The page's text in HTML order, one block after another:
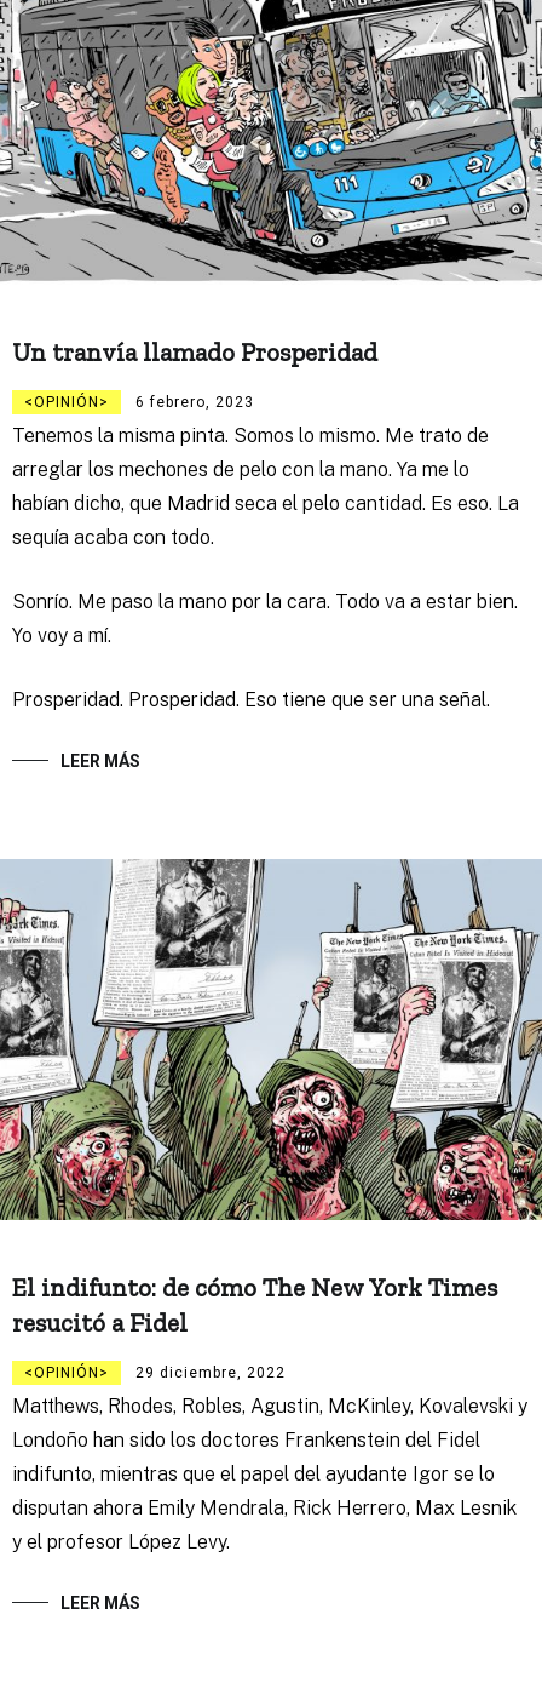
Un tranvía llamado Prosperidad
OPINIÓN 6 febrero, 2023
Tenemos la misma pinta. Somos lo mismo. Me trato de
arreglar los mechones de pelo con la mano. Ya me lo
habían dicho, que Madrid seca el pelo cantidad. Es eso. La
sequía acaba con todo.
Sonrío. Me paso la mano por la cara. Todo va a estar bien.
Yo voy a mí.
Prosperidad. Prosperidad. Eso tiene que ser una señal.
LEER MÁS
El indifunto: de cómo The New York Times
resucitó a Fidel
OPINIÓN 29 diciembre, 2022
Matthews, Rhodes, Robles, Agustin, McKinley, Kovalevski y
Londoño han sido los doctores Frankenstein del Fidel
indifunto, mientras que el papel del ayudante Igor se lo
disputan ahora Emily Mendrala, Rick Herrero, Max Lesnik
y el profesor López Levy.
LEER MÁS